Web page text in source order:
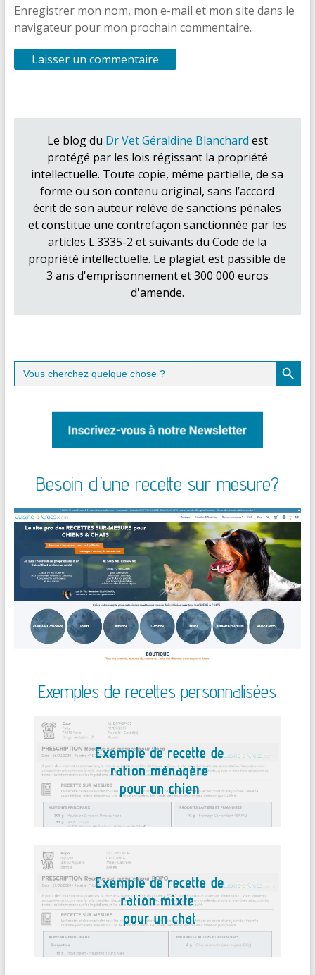
Enregistrer mon nom, mon e-mail et mon site dans le
navigateur pour mon prochain commentaire.
Le blog du Dr Vet Géraldine Blanchard est
protégé par les lois régissant la propriété
intellectuelle. Toute copie, même partielle, de sa
forme ou son contenu original, sans l’accord
écrit de son auteur relève de sanctions pénales
et constitue une contrefaçon sanctionnée par les
articles L.3335-2 et suivants du Code de la
propriété intellectuelle. Le plagiat est passible de
3 ans d'emprisonnement et 300 000 euros
d'amende.
Search
for:
Search Button
Besoin d'une recette sur mesure?
Exemples de recettes personnalisées